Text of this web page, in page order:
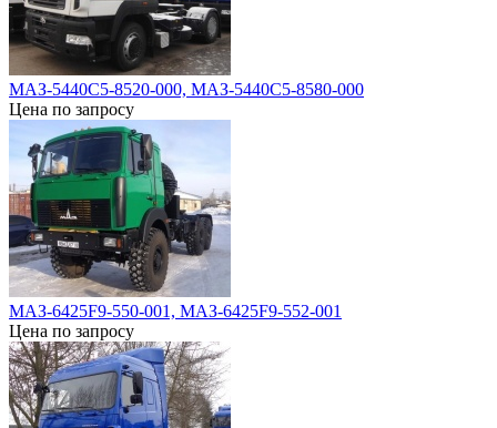
МАЗ-5440С5-8520-000, МАЗ-5440С5-8580-000
Цена по запросу
МАЗ-6425F9-550-001, МАЗ-6425F9-552-001
Цена по запросу